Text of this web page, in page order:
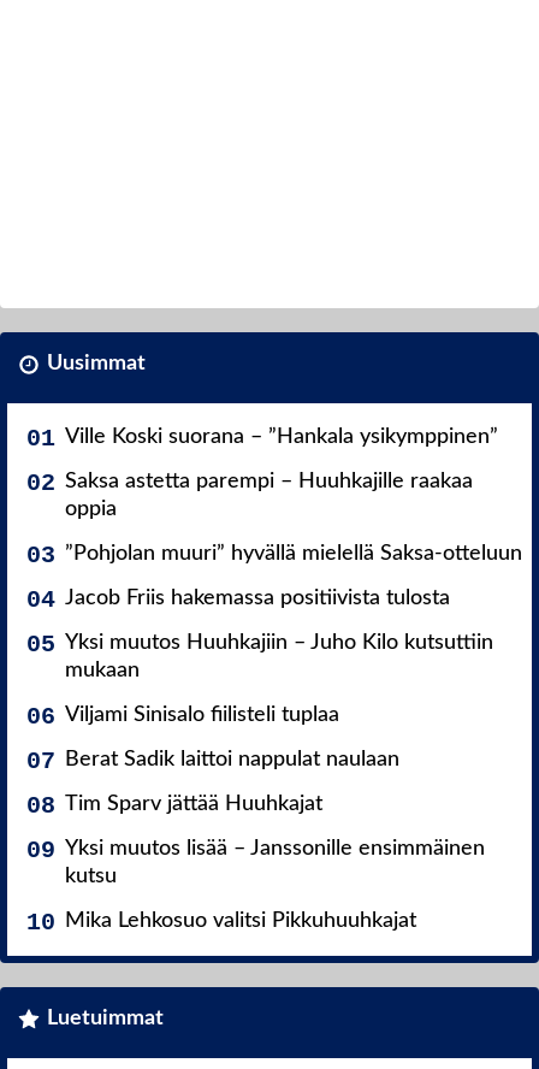
Uusimmat
Ville Koski suorana – ”Hankala ysikymppinen”
Saksa astetta parempi – Huuhkajille raakaa
oppia
”Pohjolan muuri” hyvällä mielellä Saksa-otteluun
Jacob Friis hakemassa positiivista tulosta
Yksi muutos Huuhkajiin – Juho Kilo kutsuttiin
mukaan
Viljami Sinisalo fiilisteli tuplaa
Berat Sadik laittoi nappulat naulaan
Tim Sparv jättää Huuhkajat
Yksi muutos lisää – Janssonille ensimmäinen
kutsu
Mika Lehkosuo valitsi Pikkuhuuhkajat
Luetuimmat